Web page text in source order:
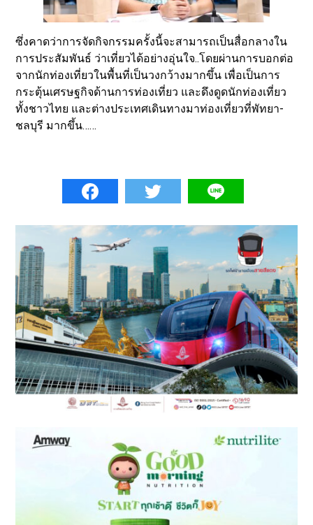
ซึ่งคาดว่าการจัดกิจกรรมครั้งนี้จะสามารถเป็นสื่อกลางใน
การประสัมพันธ์ ว่าเที่ยวได้อย่างอุ่นใจ..โดยผ่านการบอกต่อ
จากนักท่องเที่ยวในพื้นที่เป็นวงกว้างมากขึ้น เพื่อเป็นการ
กระตุ้นเศรษฐกิจด้านการท่องเที่ยว และดึงดูดนักท่องเที่ยว
ทั้งชาวไทย และต่างประเทศเดินทางมาท่องเที่ยวที่พัทยา-
ชลบุรี มากขึ้น……